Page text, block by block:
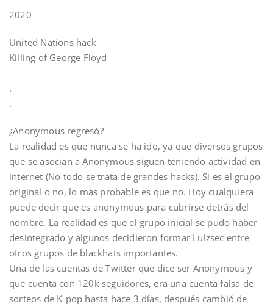
2020
United Nations hack
Killing of George Floyd
.
.
¿Anonymous regresó?
La realidad es que nunca se ha ido, ya que diversos grupos
que se asocian a Anonymous siguen teniendo actividad en
internet (No todo se trata de grandes hacks). Si es el grupo
original o no, lo más probable es que no. Hoy cualquiera
puede decir que es anonymous para cubrirse detrás del
nombre. La realidad es que el grupo inicial se pudo haber
desintegrado y algunos decidieron formar Lulzsec entre
otros grupos de blackhats importantes.
Una de las cuentas de Twitter que dice ser Anonymous y
que cuenta con 120k seguidores, era una cuenta falsa de
sorteos de K-pop hasta hace 3 días, después cambió de